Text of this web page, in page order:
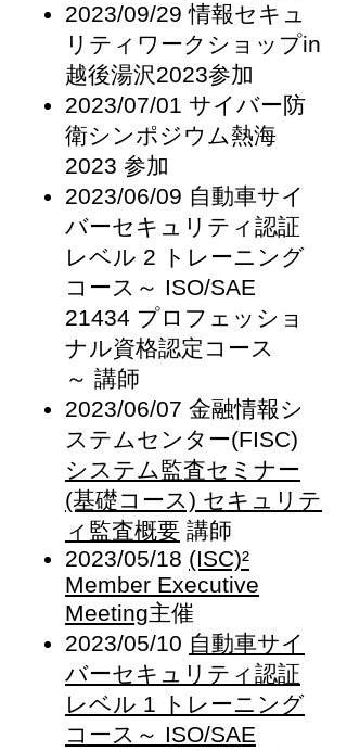
2023/09/29 情報セキュ
リティワークショップin
越後湯沢2023​参加
2023/07/01 サイバー防
衛シンポジウム熱海
2023 参加
2023/06/09 自動車サイ
バーセキュリティ認証
レベル 2 トレーニング
コース～ ISO/SAE
21434 プロフェッショ
ナル資格認定コース
～ 講師
2023/06/07 金融情報シ
ステムセンター(FISC)
システム監査セミナー
(基礎コース) セキュリテ
ィ監査概要 講師
2023/05/18 (ISC)²
Member Executive
Meeting主催
2023/05/10 自動車サイ
バーセキュリティ認証
レベル 1 トレーニング
コース～ ISO/SAE